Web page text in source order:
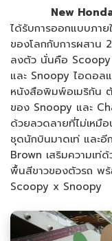
New
ได้รับการออกแบบภา
ของโลกกับการผสาน
ลงตัว นั่นคือ Scoopy
และ Snoopy ไอดอล
หนังสือพิมพ์อเมริกัน
ของ Snoopy และ
ด้วยลวดลายที่ไม่เหมื
ชุดนักบินมาดเท่ และอี
Brown เสริมความเท่
พื้นสีขาวของตัวรถ พ
Scoopy x Snoopy